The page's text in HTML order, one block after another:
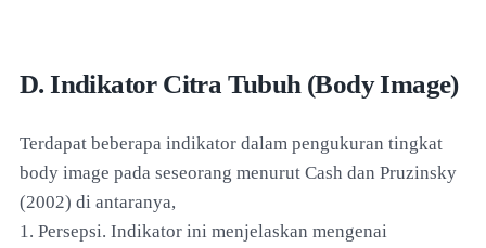
D. Indikator Citra Tubuh (Body Image)
Terdapat beberapa indikator dalam pengukuran tingkat
body image pada seseorang menurut Cash dan Pruzinsky
(2002) di antaranya,
1. Persepsi. Indikator ini menjelaskan mengenai